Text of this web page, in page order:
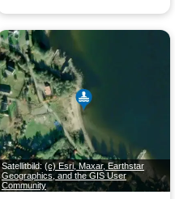
Satellitbild:(c) Esri, Maxar, Earthstar
Geographics, and the GIS User
Community